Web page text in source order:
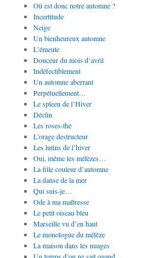
Où est donc notre automne ?
Incertitude
Neige
Un bienheureux automne
L’émeute
Douceur du mois d’avril
Indéfectiblement
Un automne aberrant
Perpétuellement…
Le spleen de l’Hiver
Déclin
Les roses-thé
L’orage destructeur
Les lutins de l’hiver
Oui, même les mélèzes…
La fille couleur d’automne
La danse de la mer
Qui suis-je…
Ode à ma maîtresse
Le petit oiseau bleu
Marseille vu d’en haut
Le monologue du mélèze
La maison dans les nuages